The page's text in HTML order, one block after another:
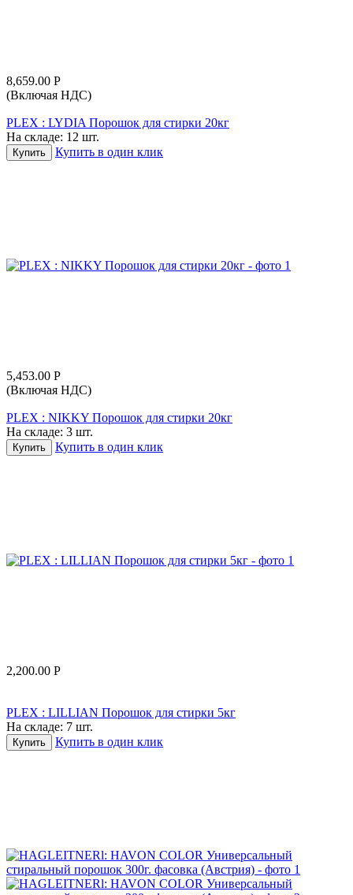
8,659.00 Р
(Включая НДС)
PLEX : LYDIA Порошок для стирки 20кг
На складе: 12 шт.
Купить Купить в один клик
5,453.00 Р
(Включая НДС)
PLEX : NIKKY Порошок для стирки 20кг
На складе: 3 шт.
Купить Купить в один клик
2,200.00 Р
PLEX : LILLIAN Порошок для стирки 5кг
На складе: 7 шт.
Купить Купить в один клик